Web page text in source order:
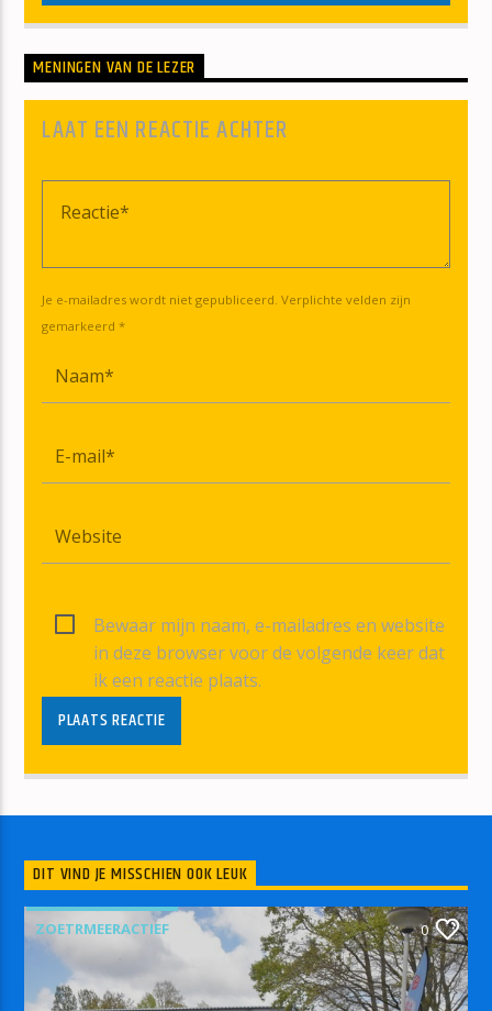
MENINGEN VAN DE LEZER
LAAT EEN REACTIE ACHTER
Je e-mailadres wordt niet gepubliceerd. Verplichte velden zijn
gemarkeerd *
Bewaar mijn naam, e-mailadres en website
in deze browser voor de volgende keer dat
ik een reactie plaats.
DIT VIND JE MISSCHIEN OOK LEUK
ZOETRMEERACTIEF 0